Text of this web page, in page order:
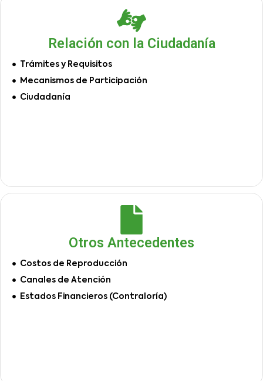
Relación con la Ciudadanía
Trámites y Requisitos
Mecanismos de Participación
Ciudadanía
Otros Antecedentes
Costos de Reproducción
Canales de Atención
Estados Financieros (Contraloría)